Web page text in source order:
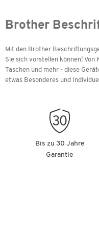
Brother
Mit den Brother
Sie sich vorstellen können! Von
Taschen und mehr - diese
etwas Besonderes und
Bis zu 30 Jahre
Garantie